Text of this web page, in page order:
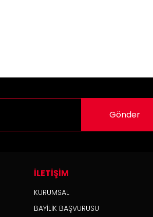
Gönder
İLETİŞİM
KURUMSAL
BAYİLİK BAŞVURUSU